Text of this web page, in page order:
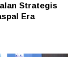
Strategis
Era